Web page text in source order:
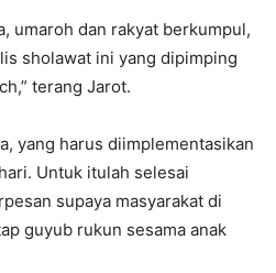
umaroh dan rakyat berkumpul,
sholawat ini yang dipimping
terang Jarot.
yang harus diimplementasikan
Untuk itulah selesai
supaya masyarakat di
guyub rukun sesama anak